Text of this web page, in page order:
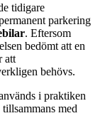
tidigare
parkering
. Eftersom
bedömt att en
att
behövs.
i praktiken
med